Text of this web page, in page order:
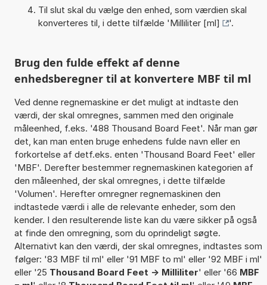
Til slut skal du vælge den enhed, som værdien skal
konverteres til, i dette tilfælde 'Milliliter [ml] '.
Brug den fulde effekt af denne
enhedsberegner til at konvertere MBF til ml
Ved denne regnemaskine er det muligt at indtaste den
værdi, der skal omregnes, sammen med den originale
måleenhed, f.eks. '488 Thousand Board Feet'. Når man gør
det, kan man enten bruge enhedens fulde navn eller en
forkortelse af detf.eks. enten 'Thousand Board Feet' eller
'MBF'. Derefter bestemmer regnemaskinen kategorien af
den måleenhed, der skal omregnes, i dette tilfælde
'Volumen'. Herefter omregner regnemaskinen den
indtastede værdi i alle de relevante enheder, som den
kender. I den resulterende liste kan du være sikker på også
at finde den omregning, som du oprindeligt søgte.
Alternativt kan den værdi, der skal omregnes, indtastes som
følger: '83 MBF til ml' eller '91 MBF to ml' eller '92 MBF i ml'
eller '25 Thousand Board Feet -> Milliliter' eller '66 MBF